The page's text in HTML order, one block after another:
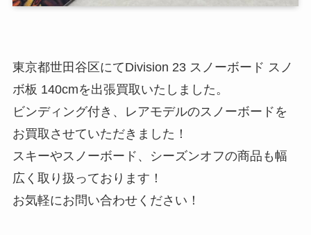
東京都世田谷区にてDivision 23 スノーボード スノ
ボ板 140cmを出張買取いたしました。
ビンディング付き、レアモデルのスノーボードを
お買取させていただきました！
スキーやスノーボード、シーズンオフの商品も幅
広く取り扱っております！
お気軽にお問い合わせください！